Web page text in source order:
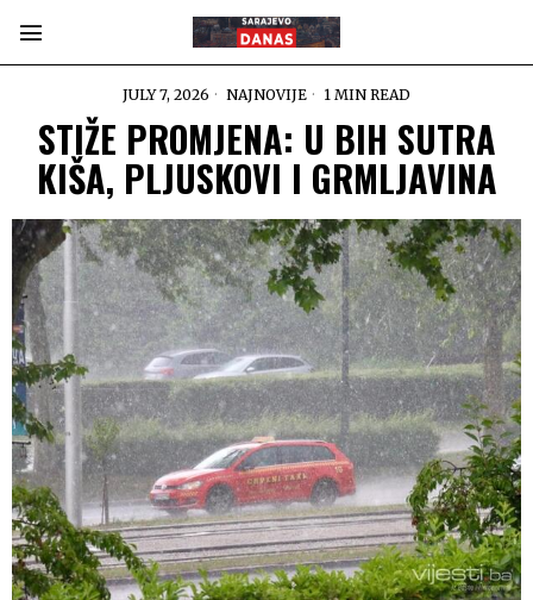
JULY 7, 2026 NAJNOVIJE 1 MIN READ
STIŽE PROMJENA: U BIH SUTRA
KIŠA, PLJUSKOVI I GRMLJAVINA